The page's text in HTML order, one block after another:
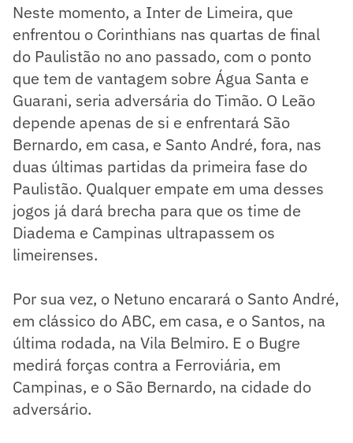
Neste momento, a Inter de Limeira, que
enfrentou o Corinthians nas quartas de final
do Paulistão no ano passado, com o ponto
que tem de vantagem sobre Água Santa e
Guarani, seria adversária do Timão. O Leão
depende apenas de si e enfrentará São
Bernardo, em casa, e Santo André, fora, nas
duas últimas partidas da primeira fase do
Paulistão. Qualquer empate em uma desses
jogos já dará brecha para que os time de
Diadema e Campinas ultrapassem os
limeirenses.
Por sua vez, o Netuno encarará o Santo André,
em clássico do ABC, em casa, e o Santos, na
última rodada, na Vila Belmiro. E o Bugre
medirá forças contra a Ferroviária, em
Campinas, e o São Bernardo, na cidade do
adversário.